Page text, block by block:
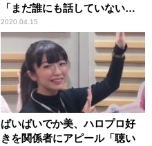
「まだ誰にも話していない夢
を……」
2020.04.15
ぱいぱいでか美、ハロプロ好
きを関係者にアピール「聴い